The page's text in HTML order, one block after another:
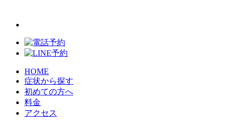
HOME
症状から探す
初めての方へ
料金
アクセス